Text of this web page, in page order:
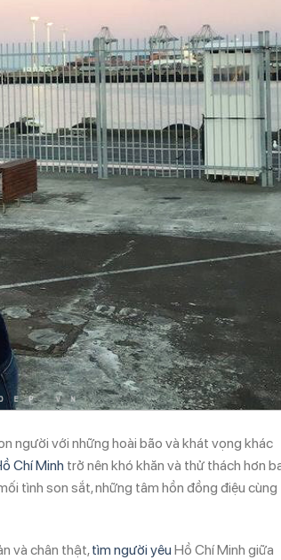
người với những hoài bão và khát vọng khác
Chí Minh trở nên khó khăn và thử thách hơn
tình son sắt, những tâm hồn đồng điệu cùng
và chân thật,tìm người yêu Hồ Chí Minh giữa